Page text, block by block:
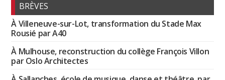
BRÈVES
À Villeneuve-sur-Lot, transformation du Stade Max
Rousié par A40
À Mulhouse, reconstruction du collège François Villon
par Oslo Architectes